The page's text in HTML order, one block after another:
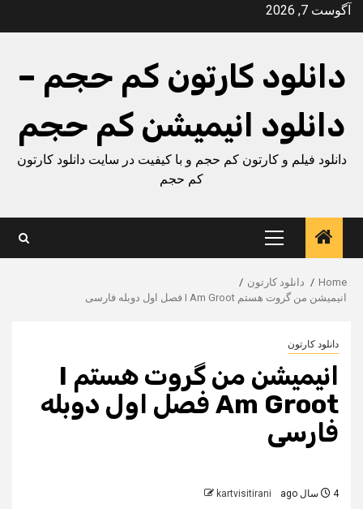
Skipآگوست 7, 2026
دانلود کارتون کم حجم –
دانلود انیمیشن کم حجم
دانلود فیلم و کارتون کم حجم و با کیفیت در سایت دانلود کارتون
کم حجم
Primary
Menu
Home
دانلود کارتون
انیمیشن من گروت هستم I Am Groot فصل اول دوبله فارسی
دانلود کارتون
انیمیشن من گروت هستم I
Am Groot فصل اول دوبله
فارسی
4 سال ago kartvisitirani